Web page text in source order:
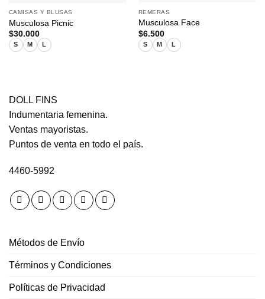
CAMISAS Y BLUSAS
Musculosa Picnic
$30.000
S M L
REMERAS
Musculosa Face
$6.500
S M L
DOLL FINS
Indumentaria femenina.
Ventas mayoristas.
Puntos de venta en todo el país.
4460-5992
Métodos de Envío
Términos y Condiciones
Políticas de Privacidad